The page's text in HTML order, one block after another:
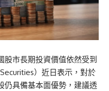
市長期投資價值依然受到
）近日表示，對於
仍具備基本面優勢，建議透